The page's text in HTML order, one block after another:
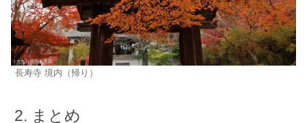
長寿寺 境内（帰り）
まとめ